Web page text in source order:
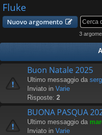
Fluke
Nuovo argomento
3
Buon Natale 2025
Ultimo messaggio da
Inviato in Varie
Risposte: 2
BUONA PASQUA
Ultimo messaggio da
Inviato in Varie